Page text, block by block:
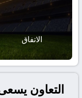
الاتفاق
التعاون يسعى